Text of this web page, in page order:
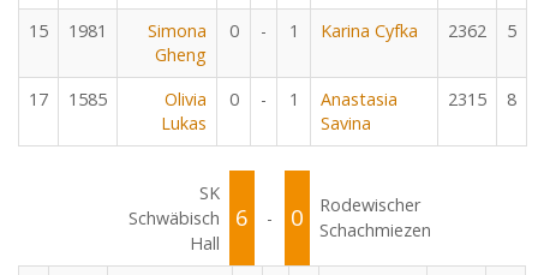
15 1981
Simona
Gheng
0 - 1 Karina Cyfka 2362 5
17 1585
Olivia
Lukas
0 - 1
Anastasia
Savina
2315 8
SK
Schwäbisch
Hall
6 - 0
Rodewischer
Schachmiezen